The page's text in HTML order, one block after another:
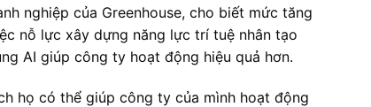
nghiệp của Greenhouse, cho biết mức tăng
nỗ lực xây dựng năng lực trí tuệ nhân tạo
AI giúp công ty hoạt động hiệu quả hơn.
họ có thể giúp công ty của mình hoạt động